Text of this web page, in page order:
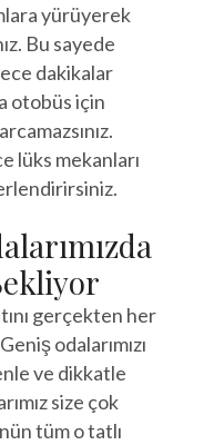
yürüyerek
Bu sayede
dakikalar
otobüs için
lüks mekanları
gerçekten her
odalarımızı
ve dikkatle
size çok
tüm o tatlı